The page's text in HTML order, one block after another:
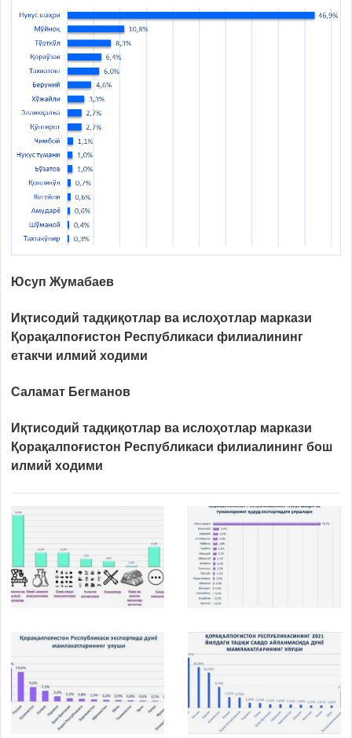
Юсуп Жумабаев
Иқтисодий тадқиқотлар ва ислоҳотлар маркази
Қорақалпоғистон Республикаси филиалининг
етакчи илмий ходими
Саламат Бегманов
Иқтисодий тадқиқотлар ва ислоҳотлар маркази
Қорақалпоғистон Республикаси филиалининг бош
илмий ходими